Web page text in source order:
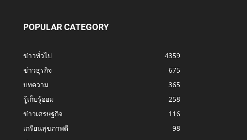
POPULAR CATEGORY
ข่าวทั่วไป
4359
ข่าวธุรกิจ
675
บทความ
365
รู้เก็บรู้ออม
258
ข่าวเศรษฐกิจ
116
เกรียนสุขภาพดี
98